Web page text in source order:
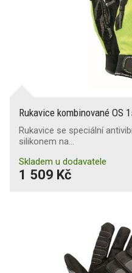
Rukavice kombinované OS
Rukavice se speciální
silikonem na…
Skladem u dodavatele
1 509 Kč